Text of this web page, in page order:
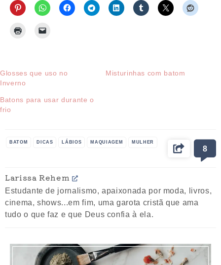
Glosses que uso no
Inverno
Misturinhas com batom
Batons para usar durante o
frio
BATOM DICAS LÁBIOS MAQUIAGEM MULHER
8
Larissa Rehem
Estudante de jornalismo, apaixonada por moda, livros,
cinema, shows...em fim, uma garota cristã que ama
tudo o que faz e que Deus confia à ela.